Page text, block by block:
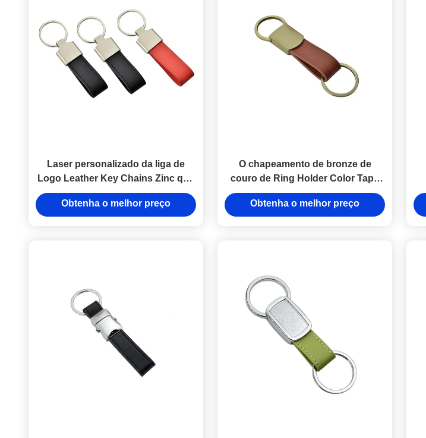
Laser personalizado da liga de
Logo Leather Key Chains Zinc que
grava Mini Key Holder
Obtenha o melhor preço
O chapeamento de bronze de
couro de Ring Holder Color Tape
10mm da chave de Pantone
personalizou
Obtenha o melhor preço